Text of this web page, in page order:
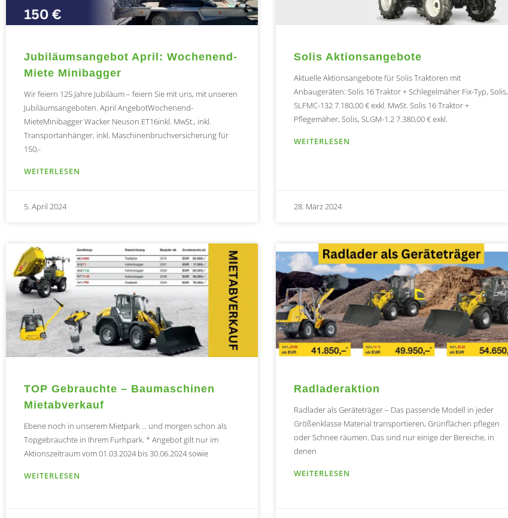
Jubiläumsangebot April: Wochenend-
Miete Minibagger
Wir feiern 125 Jahre Jubiläum – feiern Sie mit uns, mit unseren
Jubiläumsangeboten. April AngebotWochenend-
MieteMinibagger Wacker Neuson ET16inkl. MwSt., inkl.
Transportanhänger, inkl. Maschinenbruchversicherung für
150,-
WEITERLESEN
5. April 2024
Solis Aktionsangebote
Aktuelle Aktionsangebote für Solis Traktoren mit
Anbaugeräten: Solis 16 Traktor + Schlegelmäher Fix-Typ, Solis,
SLFMC-132 7.180,00 € exkl. MwSt. Solis 16 Traktor +
Pflegemäher, Solis, SLGM-1.2 7.380,00 € exkl.
WEITERLESEN
28. März 2024
TOP Gebrauchte – Baumaschinen
Mietabverkauf
Ebene noch in unserem Mietpark … und morgen schon als
Topgebrauchte in Ihrem Furhpark. * Angebot gilt nur im
Aktionszeitraum vom 01.03.2024 bis 30.06.2024 sowie
WEITERLESEN
Radladeraktion
Radlader als Geräteträger – Das passende Modell in jeder
Größenklasse Material transportieren, Grünflächen pflegen
oder Schnee räumen. Das sind nur einige der Bereiche, in
denen
WEITERLESEN